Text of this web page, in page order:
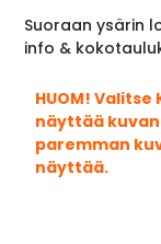
Suoraan ysärin
info &
HUOM! Valitse
näyttää
paremman
näyttää.